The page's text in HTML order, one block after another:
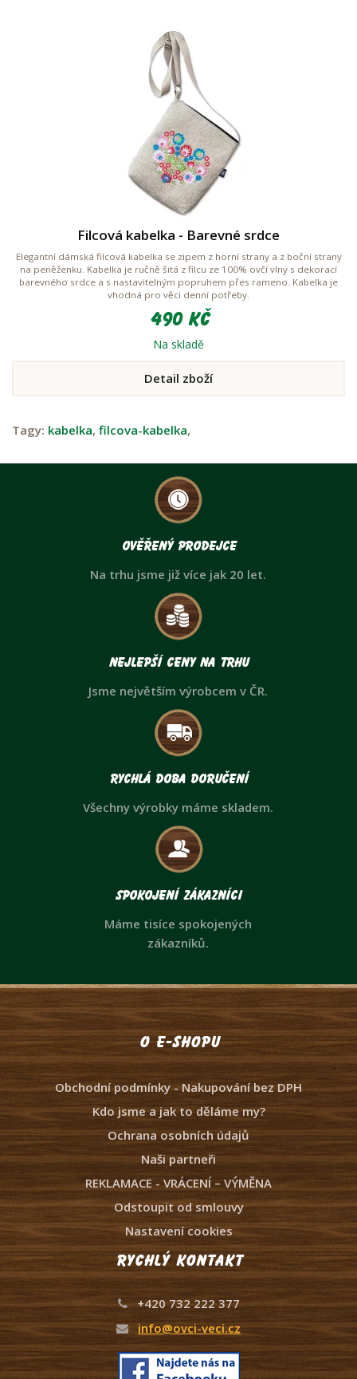
Filcová kabelka - Barevné srdce
Elegantní dámská filcová kabelka se zipem z horní strany a z boční strany
na peněženku. Kabelka je ručně šitá z filcu ze 100% ovčí vlny s dekorací
barevného srdce a s nastavitelným popruhem přes rameno. Kabelka je
vhodná pro věci denní potřeby.
490 Kč
Na skladě
Detail zboží
Tagy: kabelka, filcova-kabelka,
Ověřený prodejce
Na trhu jsme již více jak 20 let.
Nejlepší ceny na trhu
Jsme největším výrobcem v ČR.
Rychlá doba doručení
Všechny výrobky máme skladem.
Spokojení zákazníci
Máme tisíce spokojených
zákazníků.
O e-shopu
Obchodní podmínky - Nakupování bez DPH
Kdo jsme a jak to děláme my?
Ochrana osobních údajů
Naši partneři
REKLAMACE - VRÁCENÍ – VÝMĚNA
Odstoupit od smlouvy
Nastavení cookies
Rychlý kontakt
+420 732 222 377
info@ovci-veci.cz